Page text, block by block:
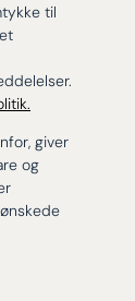
til
giver
og